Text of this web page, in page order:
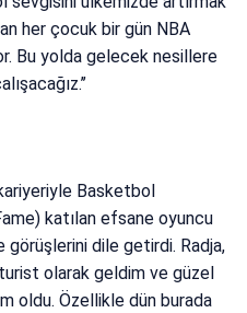
her çocuk bir gün NBA
Bu yolda gelecek nesillere
Basketbol
katılan efsane oyuncu
dile getirdi. Radja,
turist olarak geldim ve güzel
oldu. Özellikle dün burada